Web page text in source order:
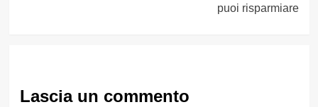
puoi risparmiare
Lascia un commento